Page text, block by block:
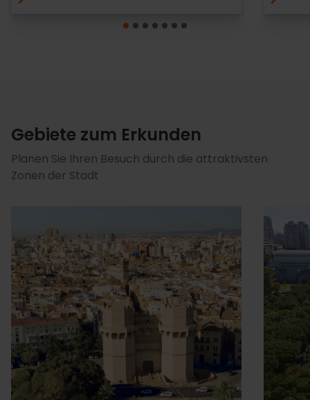
Gebiete zum Erkunden
Planen Sie Ihren Besuch durch die attraktivsten
Zonen der Stadt